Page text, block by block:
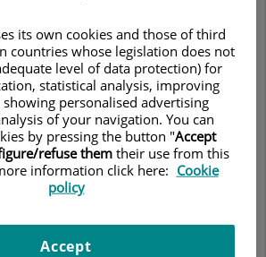
compromisos
its own cookies and those of third
countries whose legislation does not
level of data protection) for
statistical analysis, improving
showing personalised advertising
of your navigation. You can
by pressing the button "Accept
refuse themtheir use from this
information click here: Cookie
policy
Accept